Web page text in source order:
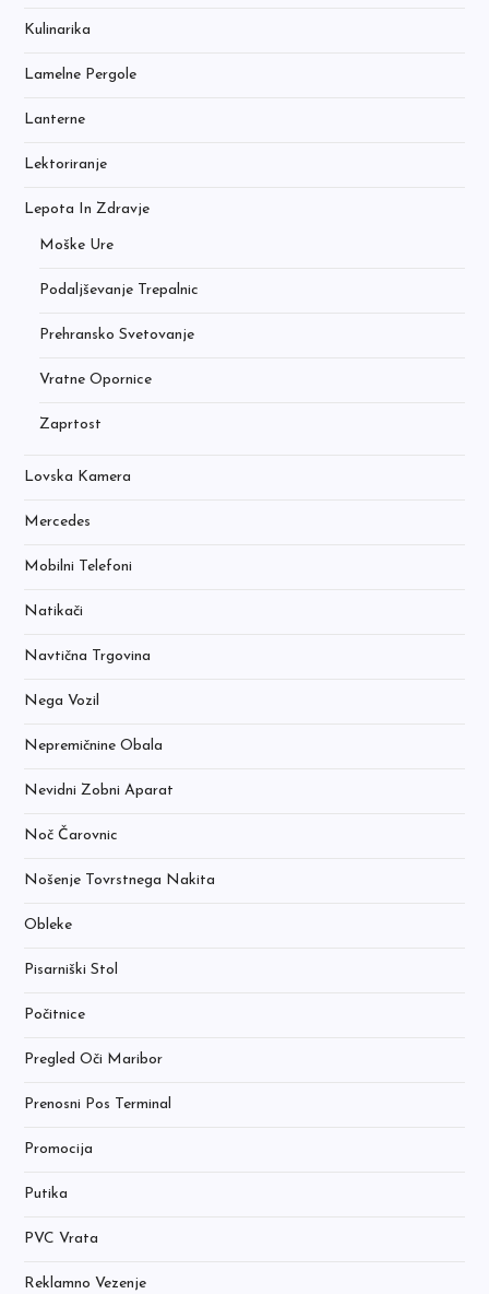
Kulinarika
Lamelne Pergole
Lanterne
Lektoriranje
Lepota In Zdravje
Moške Ure
Podaljševanje Trepalnic
Prehransko Svetovanje
Vratne Opornice
Zaprtost
Lovska Kamera
Mercedes
Mobilni Telefoni
Natikači
Navtična Trgovina
Nega Vozil
Nepremičnine Obala
Nevidni Zobni Aparat
Noč Čarovnic
Nošenje Tovrstnega Nakita
Obleke
Pisarniški Stol
Počitnice
Pregled Oči Maribor
Prenosni Pos Terminal
Promocija
Putika
PVC Vrata
Reklamno Vezenje